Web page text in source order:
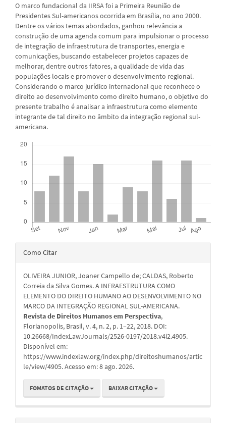
O marco fundacional da IIRSA foi a Primeira Reunião de
Presidentes Sul-americanos ocorrida em Brasília, no ano 2000.
Dentre os vários temas abordados, ganhou relevância a
construção de uma agenda comum para impulsionar o processo
de integração de infraestrutura de transportes, energia e
comunicações, buscando estabelecer projetos capazes de
melhorar, dentre outros fatores, a qualidade de vida das
populações locais e promover o desenvolvimento regional.
Considerando o marco jurídico internacional que reconhece o
direito ao desenvolvimento como direito humano, o objetivo do
presente trabalho é analisar a infraestrutura como elemento
integrante de tal direito no âmbito da integração regional sul-
americana.
Detalhes
artigo
Como Citar
OLIVEIRA JUNIOR, Joaner Campello de; CALDAS, Roberto
Correia da Silva Gomes. A INFRAESTRUTURA COMO
ELEMENTO DO DIREITO HUMANO AO DESENVOLVIMENTO NO
MARCO DA INTEGRAÇÃO REGIONAL SUL-AMERICANA.
Revista de Direitos Humanos em Perspectiva,
Florianopolis, Brasil, v. 4, n. 2, p. 1–22, 2018. DOI:
10.26668/IndexLawJournals/2526-0197/2018.v4i2.4905.
Disponível em:
https://www.indexlaw.org/index.php/direitoshumanos/artic
le/view/4905. Acesso em: 8 ago. 2026.
FOMATOS DE CITAÇÃO BAIXAR CITAÇÃO